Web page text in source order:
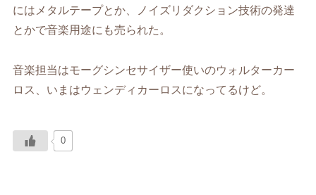
にはメタルテープとか、ノイズリダクション技術の発達
とかで音楽用途にも売られた。
音楽担当はモーグシンセサイザー使いのウォルターカー
ロス、いまはウェンディカーロスになってるけど。
0